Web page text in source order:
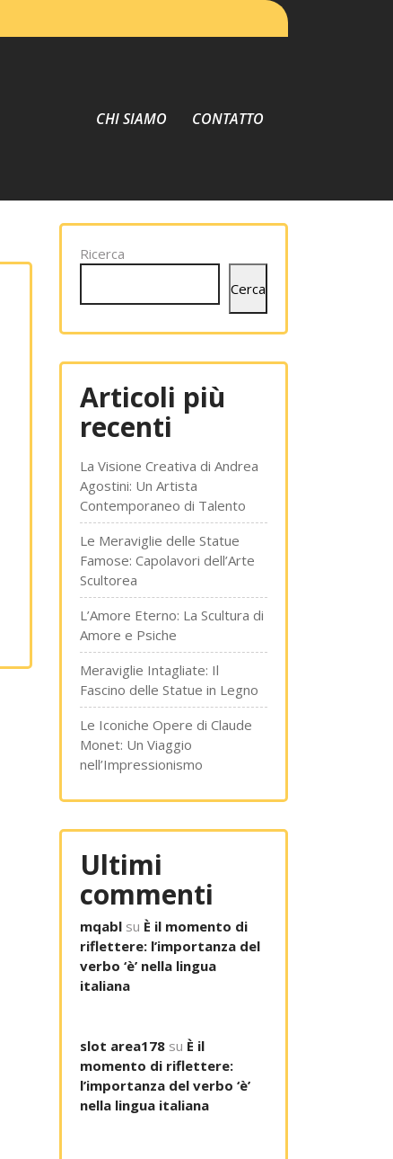
CHI SIAMO CONTATTO
Ricerca
Cerca
Articoli più
recenti
La Visione Creativa di Andrea
Agostini: Un Artista
Contemporaneo di Talento
Le Meraviglie delle Statue
Famose: Capolavori dell’Arte
Scultorea
L’Amore Eterno: La Scultura di
Amore e Psiche
Meraviglie Intagliate: Il
Fascino delle Statue in Legno
Le Iconiche Opere di Claude
Monet: Un Viaggio
nell’Impressionismo
Ultimi
commenti
mqabl su È il momento di
riflettere: l’importanza del
verbo ‘è’ nella lingua
italiana
slot area178 su È il
momento di riflettere:
l’importanza del verbo ‘è’
nella lingua italiana